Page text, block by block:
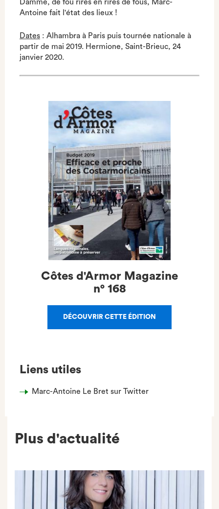
Damme, de fou rires en rires de fous, Marc-
Antoine fait l'état des lieux !
Dates : Alhambra à Paris puis tournée nationale à
partir de mai 2019. Hermione, Saint-Brieuc, 24
janvier 2020.
Côtes d'Armor Magazine
n° 168
DÉCOUVRIR CETTE ÉDITION
Liens utiles
Marc-Antoine Le Bret sur Twitter
Plus d'actualité